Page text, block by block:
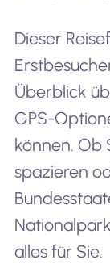
Dieser
Überblick
GPS-
können. Ob
spazieren
alles für Sie.